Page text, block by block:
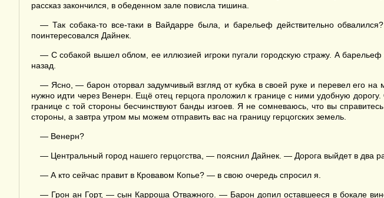
рассказ закончился, в обеденном зале повисла тишина.
— Так собака-то все-таки в Вайдарре была, и барельеф действительно
поинтересовался Дайнек.
— С собакой вышел облом, ее иллюзией игроки пугали городскую стражу. А
назад.
— Ясно, — барон оторвал задумчивый взгляд от кубка в своей руке и перевел его
нужно идти через Венерн. Ещё отец герцога проложил к границе с ними удобную
границе с той стороны бесчинствуют банды изгоев. Я не сомневаюсь, что вы
стороны, а завтра утром мы можем отправить вас на границу герцогских земель.
— Венерн?
— Центральный город нашего герцогства, — пояснил Дайнек. — Дорога выйдет в два
— А кто сейчас правит в Кровавом Копье? — в свою очередь спросил я.
— Грон ан Горт, — сын Карроша Отважного. — Барон допил оставшееся в бокале